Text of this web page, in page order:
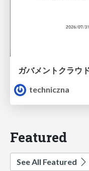
ガバメントクラウ
techniczna
Featured
See All Featured